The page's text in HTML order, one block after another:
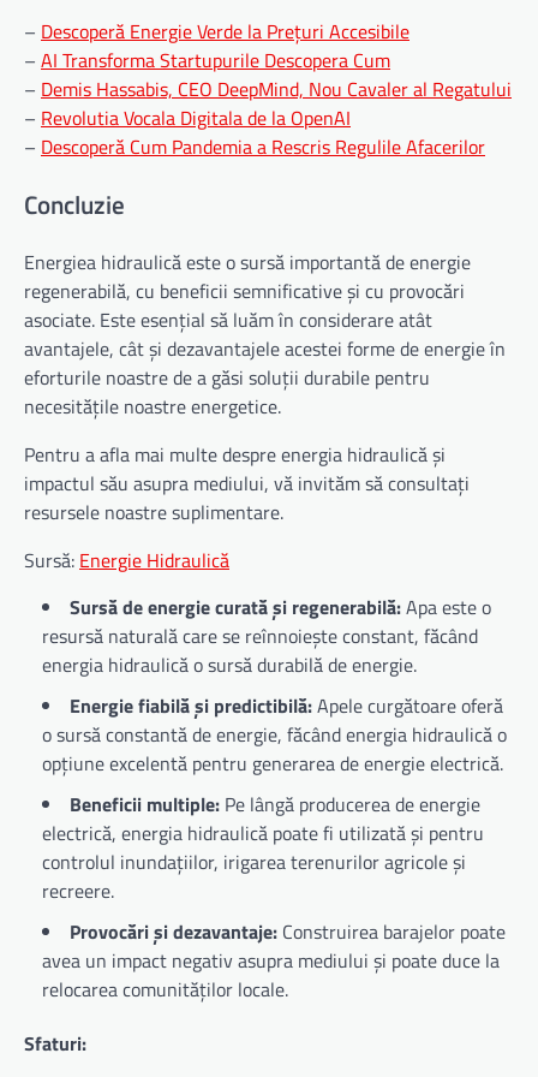
– Descoperă Energie Verde la Prețuri Accesibile
– AI Transforma Startupurile Descopera Cum
– Demis Hassabis, CEO DeepMind, Nou Cavaler al Regatului
– Revolutia Vocala Digitala de la OpenAI
– Descoperă Cum Pandemia a Rescris Regulile Afacerilor
Concluzie
Energiea hidraulică este o sursă importantă de energie
regenerabilă, cu beneficii semnificative și cu provocări
asociate. Este esențial să luăm în considerare atât
avantajele, cât și dezavantajele acestei forme de energie în
eforturile noastre de a găsi soluții durabile pentru
necesitățile noastre energetice.
Pentru a afla mai multe despre energia hidraulică și
impactul său asupra mediului, vă invităm să consultați
resursele noastre suplimentare.
Sursă: Energie Hidraulică
Sursă de energie curată și regenerabilă:Apa este o
resursă naturală care se reînnoiește constant, făcând
energia hidraulică o sursă durabilă de energie.
Energie fiabilă și predictibilă:Apele curgătoare oferă
o sursă constantă de energie, făcând energia hidraulică o
opțiune excelentă pentru generarea de energie electrică.
Beneficii multiple: Pe lângă producerea de energie
electrică, energia hidraulică poate fi utilizată și pentru
controlul inundațiilor, irigarea terenurilor agricole și
recreere.
Provocări și dezavantaje: Construirea barajelor poate
avea un impact negativ asupra mediului și poate duce la
relocarea comunităților locale.
Sfaturi: